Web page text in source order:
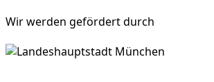
Wir werden gefördert durch